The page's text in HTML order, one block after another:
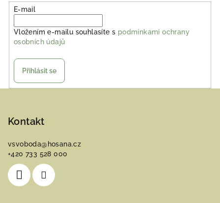
E-mail
Vložením e-mailu souhlasíte s podmínkami ochrany
osobních údajů
Přihlásit se
Kontakt
vsvoboda@ hosana.cz
+420 733 528 000